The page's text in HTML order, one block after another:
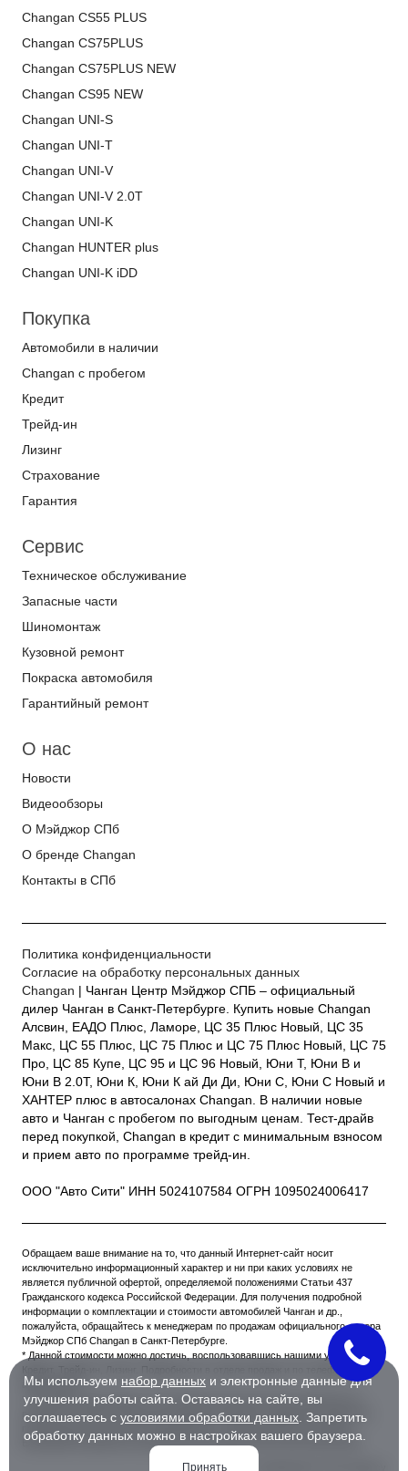
Changan CS55 PLUS
Changan CS75PLUS
Changan CS75PLUS NEW
Changan CS95 NEW
Changan UNI-S
Changan UNI-T
Changan UNI-V
Changan UNI-V 2.0T
Changan UNI-K
Changan HUNTER plus
Changan UNI-K iDD
Покупка
Автомобили в наличии
Changan с пробегом
Кредит
Трейд-ин
Лизинг
Страхование
Гарантия
Сервис
Техническое обслуживание
Запасные части
Шиномонтаж
Кузовной ремонт
Покраска автомобиля
Гарантийный ремонт
О нас
Новости
Видеообзоры
О Мэйджор СПб
О бренде Changan
Контакты в СПб
Политика конфиденциальности
Согласие на обработку персональных данных
Changan | Чанган Центр Мэйджор СПБ – официальный
дилер Чанган в Санкт-Петербурге. Купить новые Changan
Алсвин, ЕАДО Плюс, Ламоре, ЦС 35 Плюс Новый, ЦС 35
Макс, ЦС 55 Плюс, ЦС 75 Плюс и ЦС 75 Плюс Новый, ЦС 75
Про, ЦС 85 Купе, ЦС 95 и ЦС 96 Новый, Юни Т, Юни В и
Юни В 2.0Т, Юни К, Юни К ай Ди Ди, Юни С, Юни С Новый и
ХАНТЕР плюс в автосалонах Changan. В наличии новые
авто и Чанган с пробегом по выгодным ценам. Тест-драйв
перед покупкой, Changan в кредит с минимальным взносом
и прием авто по программе трейд-ин.
ООО "Авто Сити" ИНН 5024107584 ОГРН 1095024006417
Обращаем ваше внимание на то, что данный Интернет-сайт носит
исключительно информационный характер и ни при каких условиях не
является публичной офертой, определяемой положениями Статьи 437
Гражданского кодекса Российской Федерации. Для получения подробной
информации о комплектации и стоимости автомобилей Чанган и др.,
пожалуйста, обращайтесь к менеджерам по продажам официального дилера
Мэйджор СПб Changan в Санкт-Петербурге.
* Данной стоимости можно достичь, воспользовавшись нашими услугами:
Кредит, Трейд-ин, Лизинг. Подробности в отделе продаж и по телефонам
автосалонов.
** Вы будете перемещены на сайт Major Auto для внесения предоплаты в
размере 16 000 руб. Внесение предоплаты является надежным средством,
позволяющим покупателю забронировать понравившийся автомобиль.
Еженедельно данным инструментом пользуются около 400 покупателей.
Разработка и продвижение: Primo.Agency
Мы используем набор данных и электронные данные для
улучшения работы сайта. Оставаясь на сайте, вы
соглашаетесь с условиями обработки данных. Запретить
обработку данных можно в настройках вашего браузера.
Принять